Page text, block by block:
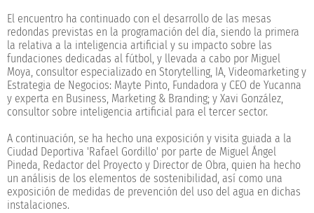
El encuentro ha continuado con el desarrollo de las mesas
redondas previstas en la programación del día, siendo la primera
la relativa a la inteligencia artificial y su impacto sobre las
fundaciones dedicadas al fútbol, y llevada a cabo por Miguel
Moya, consultor especializado en Storytelling, IA, Videomarketing y
Estrategia de Negocios: Mayte Pinto, Fundadora y CEO de Yucanna
y experta en Business, Marketing & Branding; y Xavi González,
consultor sobre inteligencia artificial para el tercer sector.
A continuación, se ha hecho una exposición y visita guiada a la
Ciudad Deportiva 'Rafael Gordillo' por parte de Miguel Ángel
Pineda, Redactor del Proyecto y Director de Obra, quien ha hecho
un análisis de los elementos de sostenibilidad, así como una
exposición de medidas de prevención del uso del agua en dichas
instalaciones.